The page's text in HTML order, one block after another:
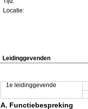
Locatie:
Leidinggevenden
1e leidinggevende
A. Functiebespreking